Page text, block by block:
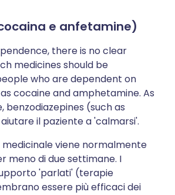
e anfetamine)
there is no clear
medicines should be
who are dependent on
cocaine and amphetamine. As
benzodiazepines (such as
il paziente a 'calmarsi'.
medicinale viene normalmente
meno di due settimane. I
'parlati' (terapie
essere più efficaci dei